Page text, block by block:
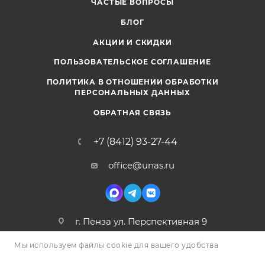
ЧАСТЫЕ ВОПРОСЫ
БЛОГ
АКЦИИ И СКИДКИ
ПОЛЬЗОВАТЕЛЬСКОЕ СОГЛАШЕНИЕ
ПОЛИТИКА В ОТНОШЕНИИ ОБРАБОТКИ
ПЕРСОНАЛЬНЫХ ДАННЫХ
ОБРАТНАЯ СВЯЗЬ
+7 (8412) 93-27-44
office@unas.ru
г. Пенза ул. Перспективная 9
Мы используем файлы cookie для вашего удобства